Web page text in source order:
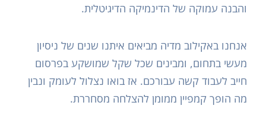
והבנה עמוקה של הדינמיקה הדיגיטלית.
אנחנו באקילוב מדיה מביאים איתנו שנים של ניסיון
מעשי בתחום, ומבינים שכל שקל שמושקע בפרסום
חייב לעבוד קשה עבורכם. אז בואו נצלול לעומק ונבין
מה הופך קמפיין ממומן להצלחה מסחררת.